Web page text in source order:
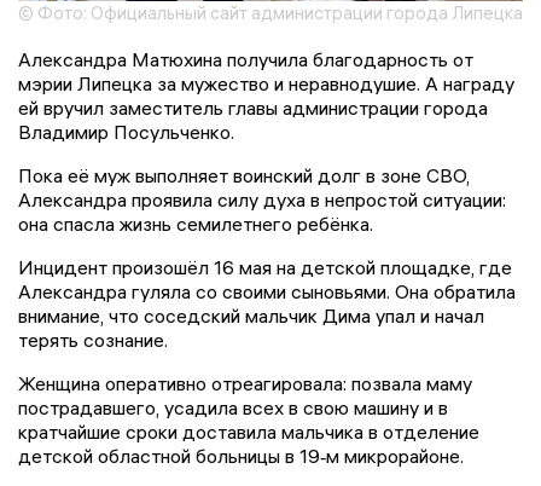
© Фото: Официальный сайт администрации города Липецка
Александра Матюхина получила благодарность от
мэрии Липецка за мужество и неравнодушие. А награду
ей вручил заместитель главы администрации города
Владимир Посульченко.
Пока её муж выполняет воинский долг в зоне СВО,
Александра проявила силу духа в непростой ситуации:
она спасла жизнь семилетнего ребёнка.
Инцидент произошёл 16 мая на детской площадке, где
Александра гуляла со своими сыновьями. Она обратила
внимание, что соседский мальчик Дима упал и начал
терять сознание.
Женщина оперативно отреагировала: позвала маму
пострадавшего, усадила всех в свою машину и в
кратчайшие сроки доставила мальчика в отделение
детской областной больницы в 19‑м микрорайоне.